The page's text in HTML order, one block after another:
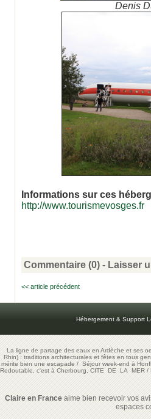
Denis
Informations sur ces
http://www.tourismevosges.fr
Commentaire (0) - Laisser
<< article précédent
Hébergement & Support
La ligne de partage des eaux en Ardèche et ses
Rhin) : traditions architecturales et fêtes en tous
mérite bien une escapade/Séjour week-end à
Redoutable, c'est à Cherbourg, CITE DE LA MER/
Claire en Franceaime bien recevoir vos
espaces